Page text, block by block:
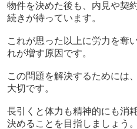
物件を決めた後も、内見や契
続きが待っています。
これが思った以上に労力を奪
れが増す原因です。
この問題を解決するためには、
大切です。
長引くと体力も精神的にも消
決めることを目指しましょう。